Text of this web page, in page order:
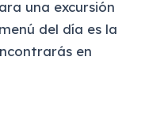
una excursión
del día es la
en